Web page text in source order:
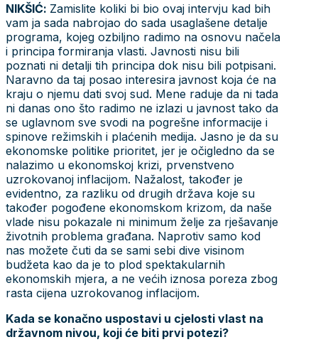
NIKŠIĆ: Zamislite koliki bi bio ovaj intervju kad bih
vam ja sada nabrojao do sada usaglašene detalje
programa, kojeg ozbiljno radimo na osnovu načela
i principa formiranja vlasti. Javnosti nisu bili
poznati ni detalji tih principa dok nisu bili potpisani.
Naravno da taj posao interesira javnost koja će na
kraju o njemu dati svoj sud. Mene raduje da ni tada
ni danas ono što radimo ne izlazi u javnost tako da
se uglavnom sve svodi na pogrešne informacije i
spinove režimskih i plaćenih medija. Jasno je da su
ekonomske politike prioritet, jer je očigledno da se
nalazimo u ekonomskoj krizi, prvenstveno
uzrokovanoj inflacijom. Nažalost, također je
evidentno, za razliku od drugih država koje su
također pogođene ekonomskom krizom, da naše
vlade nisu pokazale ni minimum želje za rješavanje
životnih problema građana. Naprotiv samo kod
nas možete čuti da se sami sebi dive visinom
budžeta kao da je to plod spektakularnih
ekonomskih mjera, a ne većih iznosa poreza zbog
rasta cijena uzrokovanog inflacijom.
Kada se konačno uspostavi u cjelosti vlast na
državnom nivou, koji će biti prvi potezi?